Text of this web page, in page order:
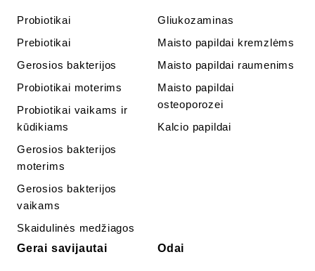
Probiotikai
Prebiotikai
Gerosios bakterijos
Probiotikai moterims
Probiotikai vaikams ir
kūdikiams
Gerosios bakterijos
moterims
Gerosios bakterijos
vaikams
Skaidulinės medžiagos
Gliukozaminas
Maisto papildai kremzlėms
Maisto papildai raumenims
Maisto papildai
osteoporozei
Kalcio papildai
Gerai savijautai Odai